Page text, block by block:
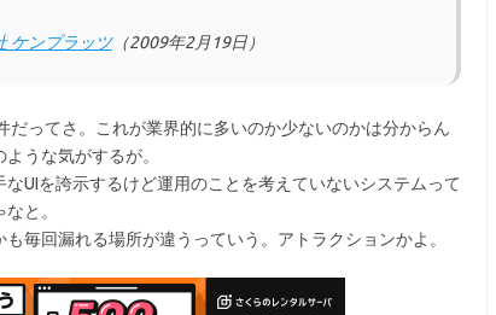
ケンプラッツ（2009年2月19日）
ってさ。これが業界的に多いのか少ないのかは分からん
うな気がするが。
UIを誇示するけど運用のことを考えていないシステムって
と。
毎回漏れる場所が違うっていう。アトラクションかよ。